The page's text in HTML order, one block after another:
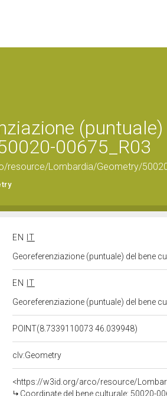
00675_R03
resource/Lombardia/Geometry/
EN
IT
Georeferenziazione (puntuale) del bene
EN
IT
Georeferenziazione (puntuale) del bene
POINT(8.7339110073 46.039948)
clv:Geometry
<https://w3id.org/arco/resource/
Coordinate del bene culturale: 50020-